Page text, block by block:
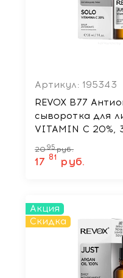
Артикул: 195343
REVOX B77
сыворотка для
VITAMIN C 20%,
2095 руб.
17 81 руб.
Акция
Скидка